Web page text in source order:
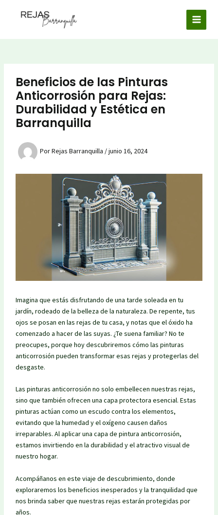
MAIN
Beneficios de las Pinturas
Anticorrosión para Rejas:
Durabilidad y Estética en
Barranquilla
PorRejas Barranquilla /junio 16, 2024
Imagina que estás disfrutando de una tarde soleada en tu
jardín, rodeado de la belleza de la naturaleza. De repente, tus
ojos se posan en las rejas de tu casa, y notas que el óxido ha
comenzado a hacer de las suyas. ¿Te suena familiar? No te
preocupes, porque hoy descubriremos cómo las pinturas
anticorrosión pueden transformar esas rejas y protegerlas del
desgaste.
Las pinturas anticorrosión no solo embellecen nuestras rejas,
sino que también ofrecen una capa protectora esencial. Estas
pinturas actúan como un escudo contra los elementos,
evitando que la humedad y el oxígeno causen daños
irreparables. Al aplicar una capa de pintura anticorrosión,
estamos invirtiendo en la durabilidad y el atractivo visual de
nuestro hogar.
Acompáñanos en este viaje de descubrimiento, donde
exploraremos los beneficios inesperados y la tranquilidad que
nos brinda saber que nuestras rejas estarán protegidas por
años.